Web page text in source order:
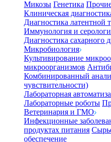
Микозы Генетика
Клиническая
Диагностика латентной
Иммунология и
Диагностика сахарного
Микробиология
Культивирование
микроорганизмов
Комбинированный
чувствительности)
Лабораторная
Лабораторные роботы
Ветеринария и ГМО
Инфекционные
продуктах питания
обеспечение